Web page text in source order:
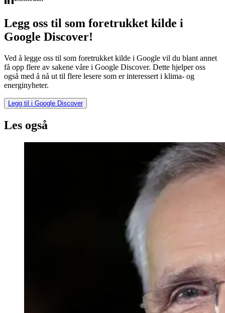
Legg oss til som foretrukket kilde i
Google Discover!
Ved å legge oss til som foretrukket kilde i Google vil du blant annet
få opp flere av sakene våre i Google Discover. Dette hjelper oss
også med å nå ut til flere lesere som er interessert i klima- og
energinyheter.
Legg til i Google Discover
Les også